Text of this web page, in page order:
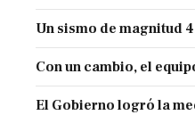
Un sismo de magnitud
Con un cambio, el
El Gobierno logró la